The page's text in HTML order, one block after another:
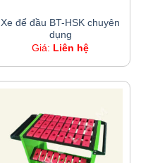
Xe để đầu BT-HSK chuyên
dụng
Giá: Liên hệ